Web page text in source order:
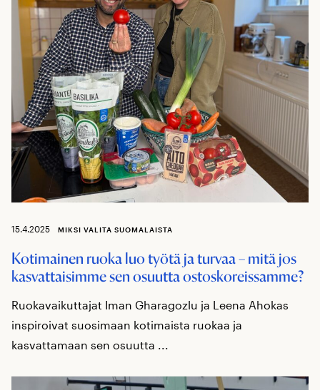
15.4.2025 MIKSI VALITA SUOMALAISTA
Kotimainen ruoka luo työtä ja turvaa – mitä jos
kasvattaisimme sen osuutta ostoskoreissamme?
Ruokavaikuttajat Iman Gharagozlu ja Leena Ahokas
inspiroivat suosimaan kotimaista ruokaa ja
kasvattamaan sen osuutta ...